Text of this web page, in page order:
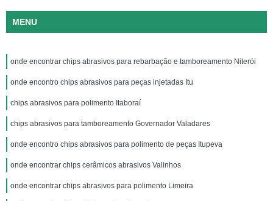
MENU
onde encontrar chips abrasivos para rebarbação e tamboreamento Niterói
onde encontro chips abrasivos para peças injetadas Itu
chips abrasivos para polimento Itaboraí
chips abrasivos para tamboreamento Governador Valadares
onde encontro chips abrasivos para polimento de peças Itupeva
onde encontrar chips cerâmicos abrasivos Valinhos
onde encontrar chips abrasivos para polimento Limeira